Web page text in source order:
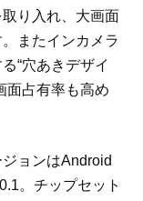
取り入れ、大画面
またインカメラ
“穴あきデザイ
面占有率も高め
ョンはAndroid
。チップセット